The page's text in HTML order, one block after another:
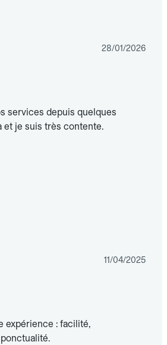
28/01/2026
services depuis quelques
et je suis très contente.
11/04/2025
expérience : facilité,